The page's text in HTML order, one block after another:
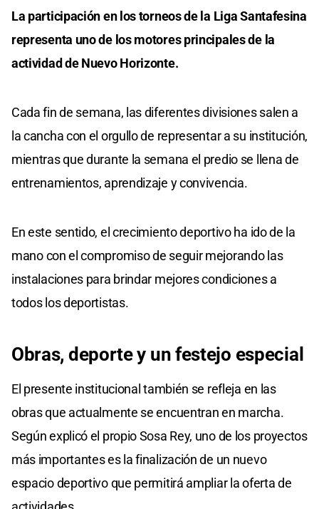
La participación en los torneos de la Liga Santafesina
representa uno de los motores principales de la
actividad de Nuevo Horizonte.
Cada fin de semana, las diferentes divisiones salen a
la cancha con el orgullo de representar a su institución,
mientras que durante la semana el predio se llena de
entrenamientos, aprendizaje y convivencia.
En este sentido, el crecimiento deportivo ha ido de la
mano con el compromiso de seguir mejorando las
instalaciones para brindar mejores condiciones a
todos los deportistas.
Obras, deporte y un festejo especial
El presente institucional también se refleja en las
obras que actualmente se encuentran en marcha.
Según explicó el propio Sosa Rey, uno de los proyectos
más importantes es la finalización de un nuevo
espacio deportivo que permitirá ampliar la oferta de